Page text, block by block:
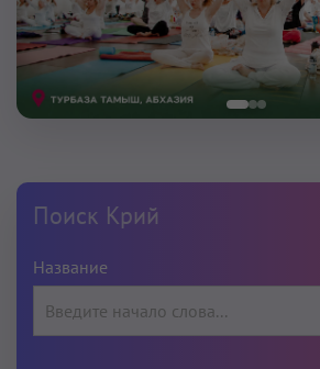
Поиск Крий
Название